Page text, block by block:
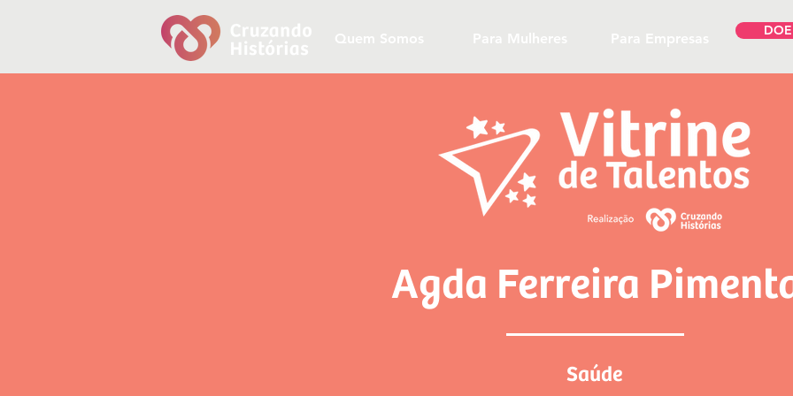
DOE
Agda Ferreira
Saúde